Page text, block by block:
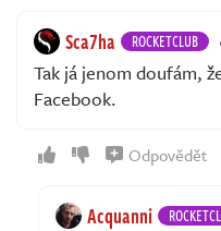
Sca7ha ROCKETCLUB
Tak já jenom doufám,
Facebook.
Odpovědět
Acquanni